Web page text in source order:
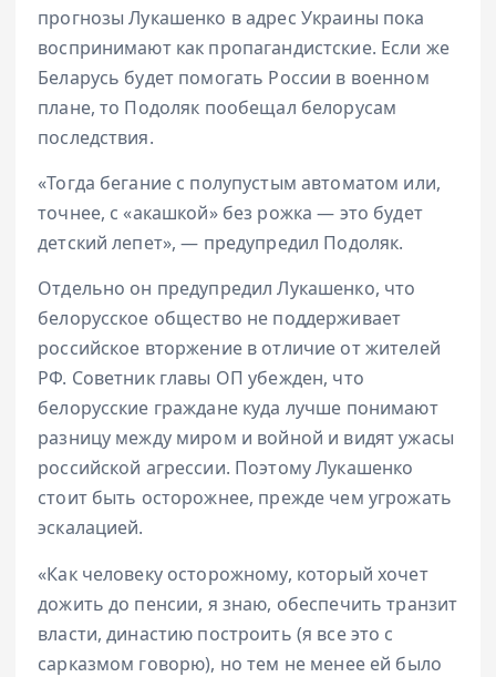
прогнозы Лукашенко в адрес Украины пока
воспринимают как пропагандистские. Если же
Беларусь будет помогать России в военном
плане, то Подоляк пообещал белорусам
последствия.
«Тогда бегание с полупустым автоматом или,
точнее, с «акашкой» без рожка — это будет
детский лепет», — предупредил Подоляк.
Отдельно он предупредил Лукашенко, что
белорусское общество не поддерживает
российское вторжение в отличие от жителей
РФ. Советник главы ОП убежден, что
белорусские граждане куда лучше понимают
разницу между миром и войной и видят ужасы
российской агрессии. Поэтому Лукашенко
стоит быть осторожнее, прежде чем угрожать
эскалацией.
«Как человеку осторожному, который хочет
дожить до пенсии, я знаю, обеспечить транзит
власти, династию построить (я все это с
сарказмом говорю), но тем не менее ей было